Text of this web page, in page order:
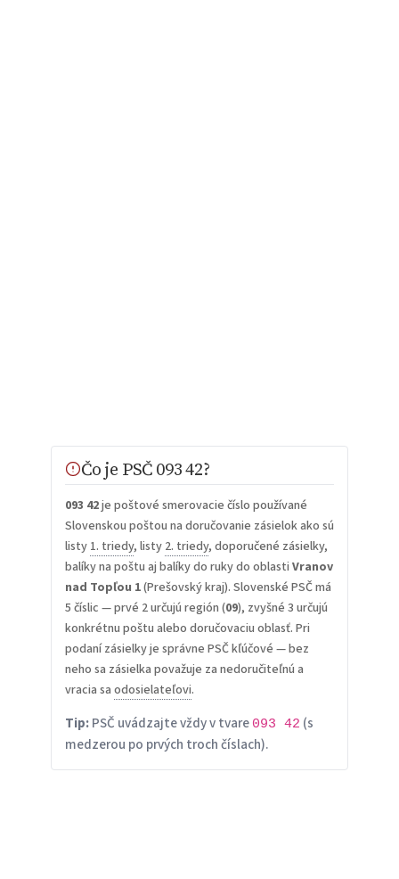
Čo je PSČ 093 42?
093 42je poštové smerovacie číslo používané
Slovenskou poštou na doručovanie zásielok ako sú
listy 1. triedy, listy 2. triedy, doporučené zásielky,
balíky na poštu aj balíky do ruky do oblasti Vranov
nad Topľou 1(Prešovský kraj). Slovenské PSČ má
5 číslic — prvé 2 určujú región (09), zvyšné 3 určujú
konkrétnu poštu alebo doručovaciu oblasť. Pri
podaní zásielky je správne PSČ kľúčové — bez
neho sa zásielka považuje za nedoručiteľnú a
vracia sa odosielateľovi.
Tip:PSČ uvádzajte vždy v tvare 093 42 (s
medzerou po prvých troch číslach).